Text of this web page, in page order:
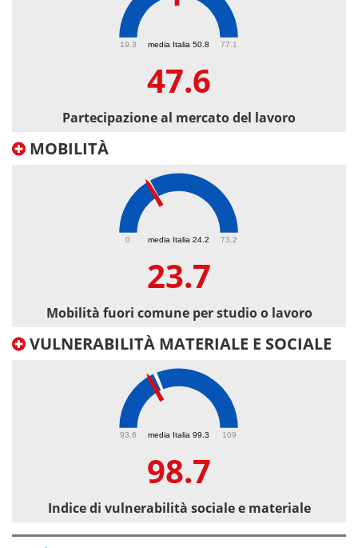
media Italia 50.8
19.3 77.1
47.6
Partecipazione al mercato del lavoro
MOBILITÀ
media Italia 24.2
0 73.2
23.7
Mobilità fuori comune per studio o lavoro
VULNERABILITÀ MATERIALE E SOCIALE
media Italia 99.3
93.6 109
98.7
Indice di vulnerabilità sociale e materiale